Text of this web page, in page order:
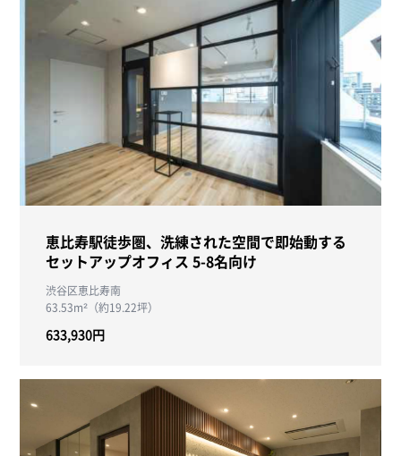
恵比寿駅徒歩圏、洗練された空間で即始動する
セットアップオフィス 5-8名向け
渋谷区恵比寿南
63.53m²（約19.22坪）
633,930円